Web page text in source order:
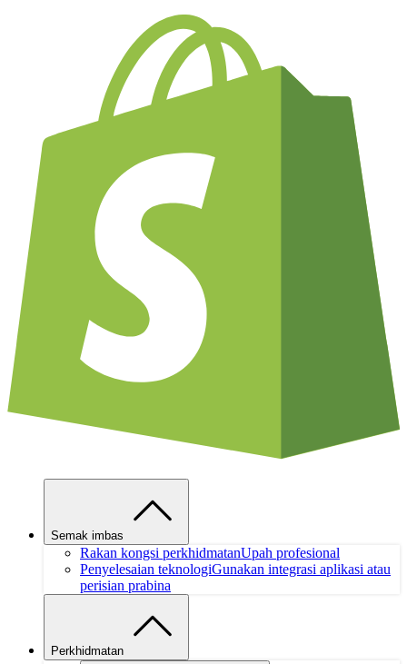
Semak imbas
Rakan kongsi perkhidmatanUpah profesional
Penyelesaian teknologiGunakan integrasi aplikasi atau
perisian prabina
Perkhidmatan